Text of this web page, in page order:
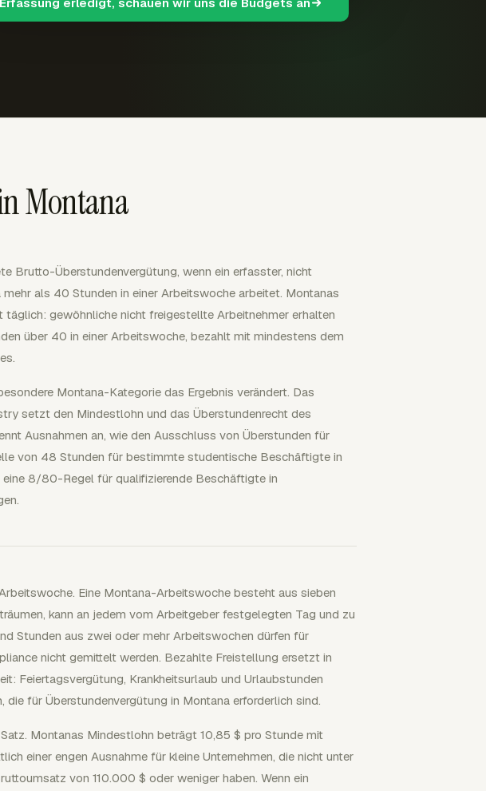
Montana
Brutto-Überstundenvergütung, wenn ein erfasster, nicht
als 40 Stunden in einer Arbeitswoche arbeitet. Montanas
gewöhnliche nicht freigestellte Arbeitnehmer erhalten
über 40 in einer Arbeitswoche, bezahlt mit mindestens dem
Montana-Kategorie das Ergebnis verändert. Das
setzt den Mindestlohn und das Überstundenrecht des
Ausnahmen an, wie den Ausschluss von Überstunden für
von 48 Stunden für bestimmte studentische Beschäftigte in
8/80-Regel für qualifizierende Beschäftigte in
Eine Montana-Arbeitswoche besteht aus sieben
kann an jedem vom Arbeitgeber festgelegten Tag und zu
Stunden aus zwei oder mehr Arbeitswochen dürfen für
nicht gemittelt werden. Bezahlte Freistellung ersetzt in
Feiertagsvergütung, Krankheitsurlaub und Urlaubstunden
für Überstundenvergütung in Montana erforderlich sind.
Montanas Mindestlohn beträgt 10,85 $ pro Stunde mit
einer engen Ausnahme für kleine Unternehmen, die nicht unter
von 110.000 $ oder weniger haben. Wenn ein